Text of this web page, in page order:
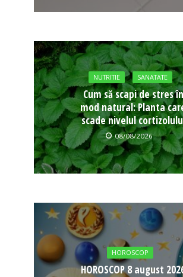
NUTRITIE SANATATE
Cum să scapi de stres în
mod natural: Planta
scade nivelul
08/08/2026
HOROSCOP
HOROSCOP 8 august